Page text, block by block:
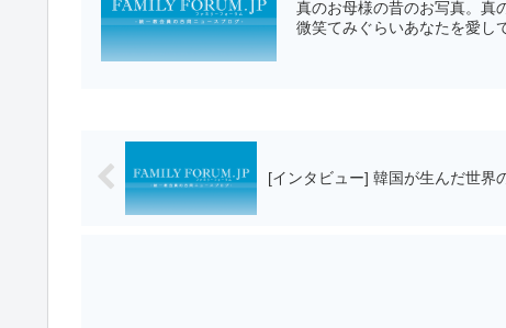
真のお母様の昔のお写真。真
微笑てみぐらいあなたを愛し
[インタビュー] 韓国が生んだ世界